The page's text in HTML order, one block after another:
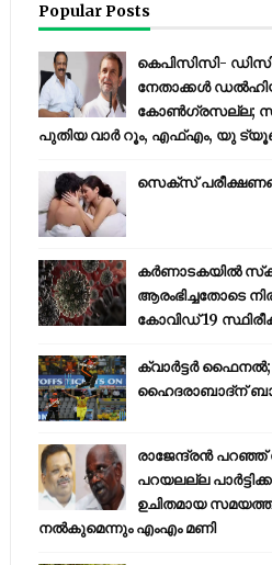
Popular Posts
കെപിസിസി-
നേതാക്കൾ
കോണ്‍ഗ്രസല്ല;
പുതിയ വാര്‍ റൂം, എഫ്‌എം, യു
സെക്സ്
കര്‍ണാടകയില്‍
ആരംഭിച്ചതോടെ
കോവിഡ് 19
ക്വാർട്ടർ
ഹൈദരാബാദ്ന്
രാജേന്ദ്രന്‍ പറഞ്ഞ്
പറയലല്ല
ഉചിതമായ സമയത്ത്
നല്‍കുമെന്നും എംഎം മണി